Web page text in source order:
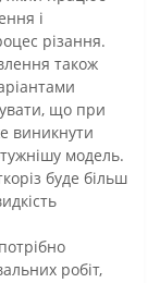
і
різання.
також
що при
виникнути
модель.
буде більш
робіт,